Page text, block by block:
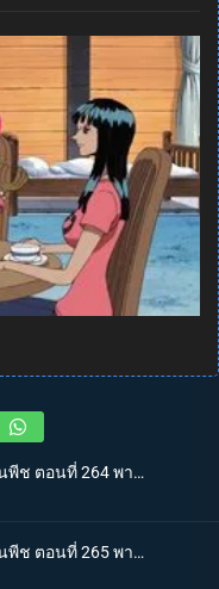
One piece วันพีช ตอนที่ 264 พากย์ไทย การจู่โจมเริ่มต้น! โจรสลัดหมวกฟางบุกเข้ามา!
One piece วันพีช ตอนที่ 265 พากย์ไทย ลูฟี่บุกตะลุย! ศึกใหญ่บนเกาะตุลาการ